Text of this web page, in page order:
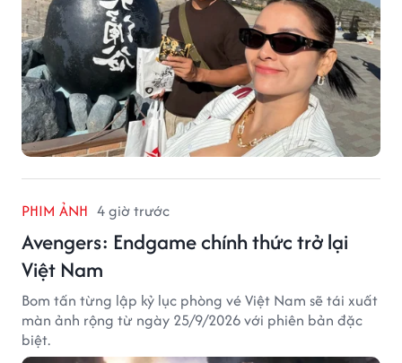
PHIM ẢNH 4 giờ trước
Avengers: Endgame chính thức trở lại
Việt Nam
Bom tấn từng lập kỷ lục phòng vé Việt Nam sẽ tái xuất
màn ảnh rộng từ ngày 25/9/2026 với phiên bản đặc
biệt.